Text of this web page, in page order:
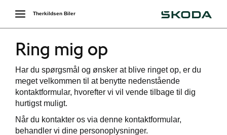
Toggle
navigation
Therkildsen Biler
Ring mig op
Har du spørgsmål og ønsker at blive ringet op, er du
meget velkommen til at benytte nedenstående
kontaktformular, hvorefter vi vil vende tilbage til dig
hurtigst muligt.
Når du kontakter os via denne kontaktformular,
behandler vi dine personoplysninger.